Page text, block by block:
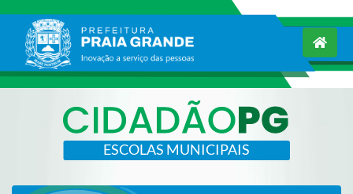
ESCOLAS MUNICIPAIS